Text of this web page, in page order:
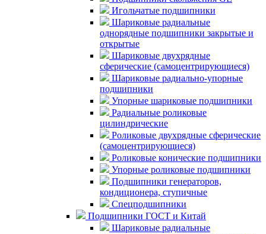
Игольчатые подшипники
Шариковые радиальные
однорядные подшипники закрытые и
открытые
Шариковые двухрядные
сферические (самоцентрирующиеся)
Шариковые радиально-упорные
подшипники
Упорные шариковые подшипники
Радиальные роликовые
цилиндрические
Роликовые двухрядные сферические
(самоцентрирующиеся)
Роликовые конические подшипники
Упорные роликовые подшипники
Подшипники генераторов,
кондиционера, ступичные
Спецподшипники
Подшипники ГОСТ и Китай
Шариковые радиальные